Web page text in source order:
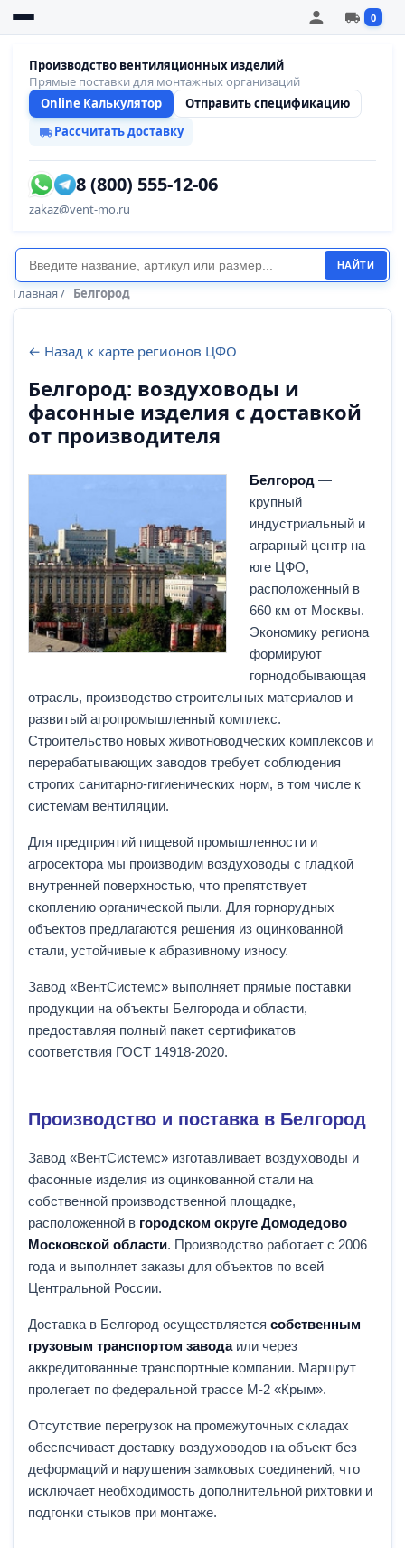
0
Производство вентиляционных изделий
Прямые поставки для монтажных организаций
Online Калькулятор
Отправить спецификацию
Рассчитать доставку
8 (800) 555-12-06
zakaz@vent-mo.ru
НАЙТИ
Главная / Белгород
← Назад к карте регионов ЦФО
Белгород: воздуховоды и
фасонные изделия с доставкой
от производителя
Белгород —
крупный
индустриальный и
аграрный центр на
юге ЦФО,
расположенный в
660 км от Москвы.
Экономику региона
формируют
горнодобывающая
отрасль, производство строительных материалов и
развитый агропромышленный комплекс.
Строительство новых животноводческих комплексов и
перерабатывающих заводов требует соблюдения
строгих санитарно-гигиенических норм, в том числе к
системам вентиляции.
Для предприятий пищевой промышленности и
агросектора мы производим воздуховоды с гладкой
внутренней поверхностью, что препятствует
скоплению органической пыли. Для горнорудных
объектов предлагаются решения из оцинкованной
стали, устойчивые к абразивному износу.
Завод «ВентСистемс» выполняет прямые поставки
продукции на объекты Белгорода и области,
предоставляя полный пакет сертификатов
соответствия ГОСТ 14918-2020.
Производство и поставка в Белгород
Завод «ВентСистемс» изготавливает воздуховоды и
фасонные изделия из оцинкованной стали на
собственной производственной площадке,
расположенной в городском округе Домодедово
Московской области. Производство работает с 2006
года и выполняет заказы для объектов по всей
Центральной России.
Доставка в Белгород осуществляется собственным
грузовым транспортом заводаили через
аккредитованные транспортные компании. Маршрут
пролегает по федеральной трассе М-2 «Крым».
Отсутствие перегрузок на промежуточных складах
обеспечивает доставку воздуховодов на объект без
деформаций и нарушения замковых соединений, что
исключает необходимость дополнительной рихтовки и
подгонки стыков при монтаже.